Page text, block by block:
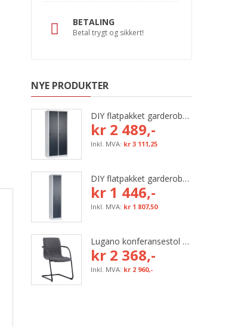
BETALING
Betal trygt og sikkert!
NYE PRODUKTER
DIY flatpakket garderobeskap, 800 mm (2x400 mm = 2 rom)
kr 2 489,-
kr 3 111,25
DIY flatpakket garderobeskap, 400 mm (1x400 mm = 1 rom)
kr 1 446,-
kr 1 807,50
Lugano konferansestol med grå tekstil og svart bøyleunderstell
kr 2 368,-
kr 2 960,-